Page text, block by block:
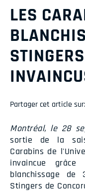
LES
Partager cet article sur:
Montréal, le 28
sortie de la
Carabins de
invaincue
blanchissage
Stingers de